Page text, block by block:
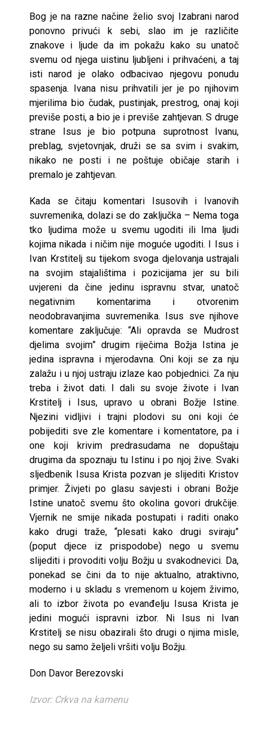
Bog je na razne načine želio svoj Izabrani narod
ponovno privući k sebi, slao im je različite
znakove i ljude da im pokažu kako su unatoč
svemu od njega uistinu ljubljeni i prihvaćeni, a taj
isti narod je olako odbacivao njegovu ponudu
spasenja. Ivana nisu prihvatili jer je po njihovim
mjerilima bio čudak, pustinjak, prestrog, onaj koji
previše posti, a bio je i previše zahtjevan. S druge
strane Isus je bio potpuna suprotnost Ivanu,
preblag, svjetovnjak, druži se sa svim i svakim,
nikako ne posti i ne poštuje običaje starih i
premalo je zahtjevan.
Kada se čitaju komentari Isusovih i Ivanovih
suvremenika, dolazi se do zaključka – Nema toga
tko ljudima može u svemu ugoditi ili Ima ljudi
kojima nikada i ničim nije moguće ugoditi. I Isus i
Ivan Krstitelj su tijekom svoga djelovanja ustrajali
na svojim stajalištima i pozicijama jer su bili
uvjereni da čine jedinu ispravnu stvar, unatoč
negativnim komentarima i otvorenim
neodobravanjima suvremenika. Isus sve njihove
komentare zaključuje: “Ali opravda se Mudrost
djelima svojim” drugim riječima Božja Istina je
jedina ispravna i mjerodavna. Oni koji se za nju
zalažu i u njoj ustraju izlaze kao pobjednici. Za nju
treba i život dati. I dali su svoje živote i Ivan
Krstitelj i Isus, upravo u obrani Božje Istine.
Njezini vidljivi i trajni plodovi su oni koji će
pobijediti sve zle komentare i komentatore, pa i
one koji krivim predrasudama ne dopuštaju
drugima da spoznaju tu Istinu i po njoj žive. Svaki
sljedbenik Isusa Krista pozvan je slijediti Kristov
primjer. Živjeti po glasu savjesti i obrani Božje
Istine unatoč svemu što okolina govori drukčije.
Vjernik ne smije nikada postupati i raditi onako
kako drugi traže, “plesati kako drugi sviraju”
(poput djece iz prispodobe) nego u svemu
slijediti i provoditi volju Božju u svakodnevici. Da,
ponekad se čini da to nije aktualno, atraktivno,
moderno i u skladu s vremenom u kojem živimo,
ali to izbor života po evanđelju Isusa Krista je
jedini mogući ispravni izbor. Ni Isus ni Ivan
Krstitelj se nisu obazirali što drugi o njima misle,
nego su samo željeli vršiti volju Božju.
Don Davor Berezovski
Izvor: Crkva na kamenu